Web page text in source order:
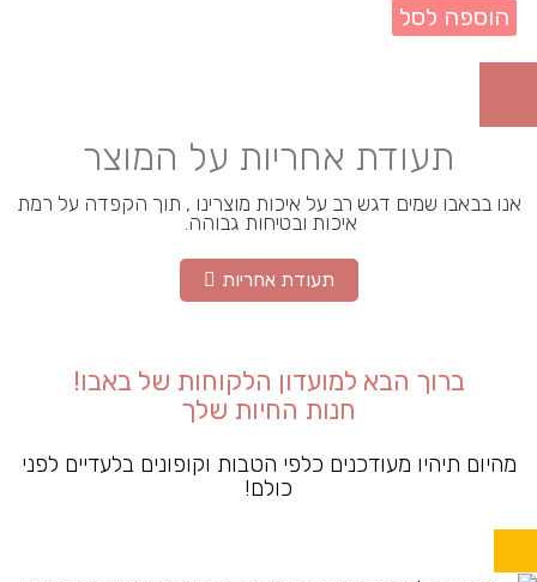
הוספה לסל
תעודת אחריות על המוצר
אנו בבאבו שמים דגש רב על איכות מוצרינו , תוך הקפדה על רמת
איכות ובטיחות גבוהה.
תעודת אחריות
ברוך הבא למועדון הלקוחות של באבו!
חנות החיות שלך
מהיום תיהיו מעודכנים כלפי הטבות וקופונים בלעדיים לפני
כולם!